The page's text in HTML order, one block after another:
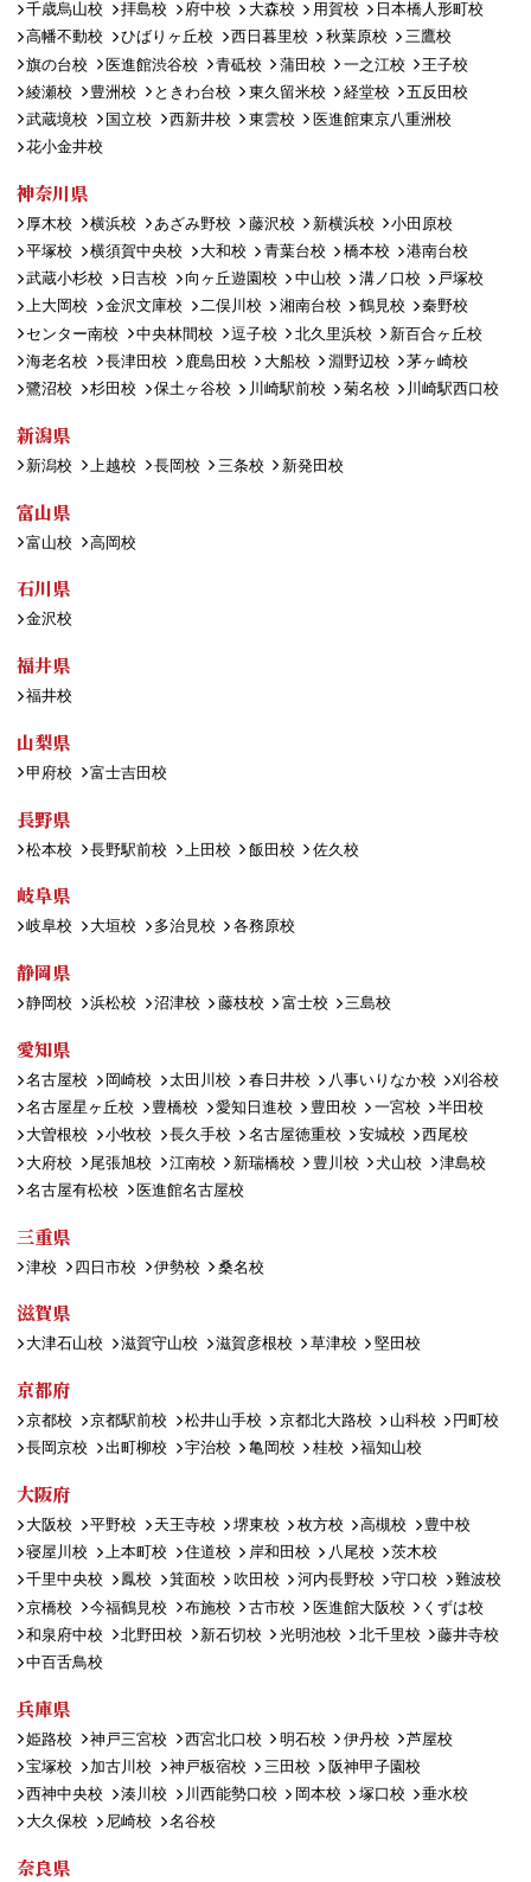
千歳烏山校 拝島校 府中校 大森校 用賀校
日本橋人形町校
高幡不動校
ひばりヶ丘校 西日暮里校 秋葉原校
三鷹校
旗の台校
医進館渋谷校 青砥校 蒲田校 一之江校
王子校
綾瀬校
豊洲校 ときわ台校 東久留米校 経堂校
五反田校
武蔵境校
国立校 西新井校 東雲校
医進館東京八重洲校
花小金井校
神奈川県
厚木校 横浜校 あざみ野校 藤沢校 新横浜校
小田原校
平塚校
横須賀中央校 大和校 青葉台校 橋本校
港南台校
武蔵小杉校
日吉校 向ヶ丘遊園校 中山校 溝ノ口校
戸塚校
上大岡校
金沢文庫校 二俣川校 湘南台校 鶴見校
秦野校
センター南校
中央林間校 逗子校 北久里浜校
新百合ヶ丘校
海老名校
長津田校 鹿島田校 大船校 淵野辺校
茅ヶ崎校
鷺沼校
杉田校 保土ヶ谷校 川崎駅前校 菊名校 川崎駅西口校
新潟県
新潟校 上越校 長岡校 三条校 新発田校
富山県
富山校 高岡校
石川県
金沢校
福井県
福井校
山梨県
甲府校 富士吉田校
長野県
松本校 長野駅前校 上田校 飯田校 佐久校
岐阜県
岐阜校 大垣校 多治見校 各務原校
静岡県
静岡校 浜松校 沼津校 藤枝校 富士校 三島校
愛知県
名古屋校 岡崎校 太田川校 春日井校 八事いりなか校
刈谷校
名古屋星ヶ丘校
豊橋校 愛知日進校 豊田校 一宮校
半田校
大曽根校
小牧校 長久手校 名古屋徳重校 安城校
西尾校
大府校
尾張旭校 江南校 新瑞橋校 豊川校 犬山校
津島校
名古屋有松校
医進館名古屋校
三重県
津校 四日市校 伊勢校 桑名校
滋賀県
大津石山校 滋賀守山校 滋賀彦根校 草津校 堅田校
京都府
京都校 京都駅前校 松井山手校 京都北大路校 山科校
円町校
長岡京校
出町柳校 宇治校 亀岡校 桂校 福知山校
大阪府
大阪校 平野校 天王寺校 堺東校 枚方校 高槻校
豊中校
寝屋川校
上本町校 住道校 岸和田校 八尾校
茨木校
千里中央校
鳳校 箕面校 吹田校 河内長野校 守口校
難波校
京橋校
今福鶴見校 布施校 古市校 医進館大阪校
くずは校
和泉府中校
北野田校 新石切校 光明池校 北千里校
藤井寺校
中百舌鳥校
兵庫県
姫路校 神戸三宮校 西宮北口校 明石校 伊丹校
芦屋校
宝塚校
加古川校 神戸板宿校 三田校
阪神甲子園校
西神中央校
湊川校 川西能勢口校 岡本校 塚口校
垂水校
大久保校
尼崎校 名谷校
奈良県